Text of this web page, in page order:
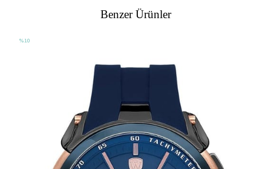
Benzer Ürünler
%10